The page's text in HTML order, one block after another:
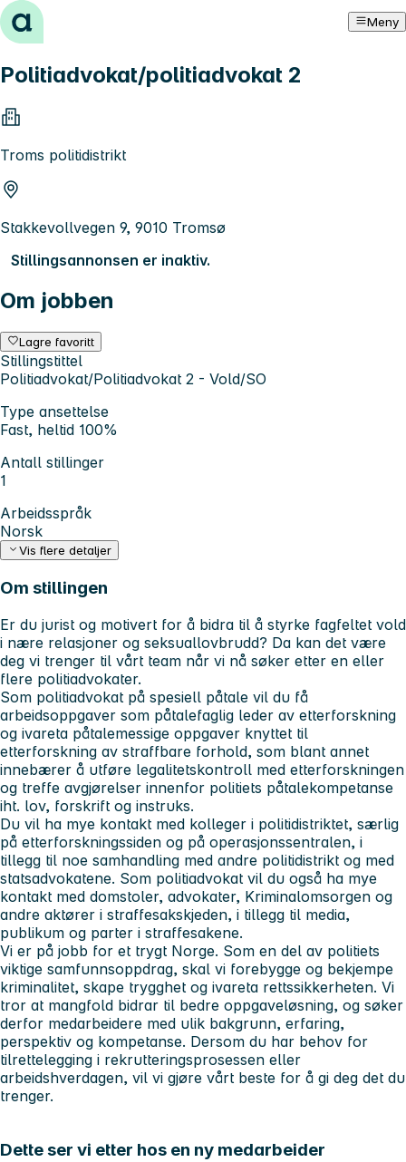
Hopp til innhold Meny
Politiadvokat/politiadvokat 2
Troms politidistrikt
Stakkevollvegen 9, 9010 Tromsø
Stillingsannonsen er inaktiv.
Om jobben
Lagre favoritt
Stillingstittel
Politiadvokat/Politiadvokat 2 - Vold/SO
Type ansettelse
Fast, heltid 100%
Antall stillinger
1
Arbeidsspråk
Norsk
Vis flere detaljer
Om stillingen
Er du jurist og motivert for å bidra til å styrke fagfeltet vold
i nære relasjoner og seksuallovbrudd? Da kan det være
deg vi trenger til vårt team når vi nå søker etter en eller
flere politiadvokater.
Som politiadvokat på spesiell påtale vil du få
arbeidsoppgaver som påtalefaglig leder av etterforskning
og ivareta påtalemessige oppgaver knyttet til
etterforskning av straffbare forhold, som blant annet
innebærer å utføre legalitetskontroll med etterforskningen
og treffe avgjørelser innenfor politiets påtalekompetanse
iht. lov, forskrift og instruks.
Du vil ha mye kontakt med kolleger i politidistriktet, særlig
på etterforskningssiden og på operasjonssentralen, i
tillegg til noe samhandling med andre politidistrikt og med
statsadvokatene. Som politiadvokat vil du også ha mye
kontakt med domstoler, advokater, Kriminalomsorgen og
andre aktører i straffesakskjeden, i tillegg til media,
publikum og parter i straffesakene.
Vi er på jobb for et trygt Norge. Som en del av politiets
viktige samfunnsoppdrag, skal vi forebygge og bekjempe
kriminalitet, skape trygghet og ivareta rettssikkerheten. Vi
tror at mangfold bidrar til bedre oppgaveløsning, og søker
derfor medarbeidere med ulik bakgrunn, erfaring,
perspektiv og kompetanse. Dersom du har behov for
tilrettelegging i rekrutteringsprosessen eller
arbeidshverdagen, vil vi gjøre vårt beste for å gi deg det du
trenger.
Dette ser vi etter hos en ny medarbeider